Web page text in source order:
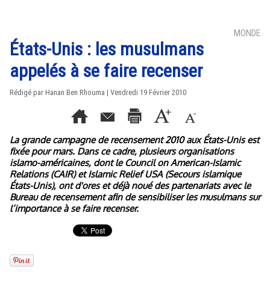
MONDE
États-Unis : les musulmans
appelés à se faire recenser
Rédigé par Hanan Ben Rhouma | Vendredi 19 Février 2010
La grande campagne de recensement 2010 aux États-Unis est
fixée pour mars. Dans ce cadre, plusieurs organisations
islamo-américaines, dont le Council on American-Islamic
Relations (CAIR) et Islamic Relief USA (Secours islamique
États-Unis), ont d'ores et déjà noué des partenariats avec le
Bureau de recensement afin de sensibiliser les musulmans sur
l’importance à se faire recenser.